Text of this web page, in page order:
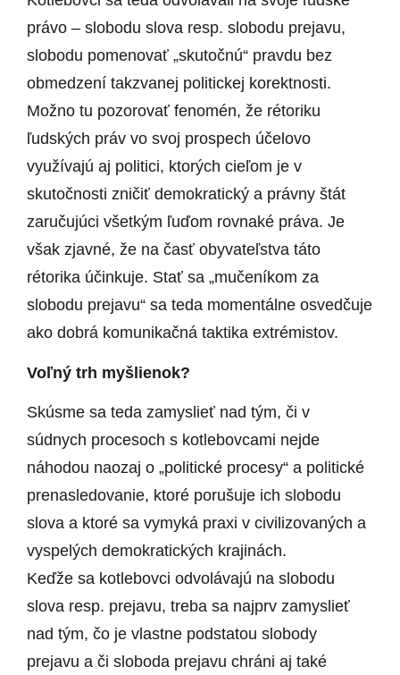
právo – slobodu slova resp. slobodu prejavu,
slobodu pomenovať „skutočnú“ pravdu bez
obmedzení takzvanej politickej korektnosti.
Možno tu pozorovať fenomén, že rétoriku
ľudských práv vo svoj prospech účelovo
využívajú aj politici, ktorých cieľom je v
skutočnosti zničiť demokratický a právny štát
zaručujúci všetkým ľuďom rovnaké práva. Je
však zjavné, že na časť obyvateľstva táto
rétorika účinkuje. Stať sa „mučeníkom za
slobodu prejavu“ sa teda momentálne osvedčuje
ako dobrá komunikačná taktika extrémistov.
Voľný trh myšlienok?
Skúsme sa teda zamyslieť nad tým, či v
súdnych procesoch s kotlebovcami nejde
náhodou naozaj o „politické procesy“ a politické
prenasledovanie, ktoré porušuje ich slobodu
slova a ktoré sa vymyká praxi v civilizovaných a
vyspelých demokratických krajinách.
Keďže sa kotlebovci odvolávajú na slobodu
slova resp. prejavu, treba sa najprv zamyslieť
nad tým, čo je vlastne podstatou slobody
prejavu a či sloboda prejavu chráni aj také